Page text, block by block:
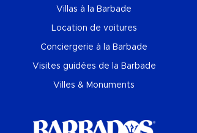
Villas à la Barbade
Location de voitures
Conciergerie à la Barbade
Visites guidées de la Barbade
Villes & Monuments